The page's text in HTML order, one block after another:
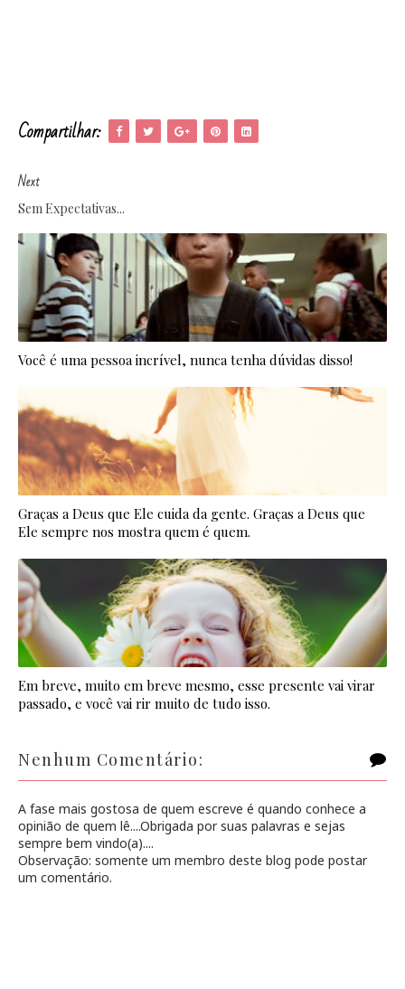
Compartilhar:
Next
Sem Expectativas...
Você é uma pessoa incrível, nunca tenha dúvidas disso!
Graças a Deus que Ele cuida da gente. Graças a Deus que
Ele sempre nos mostra quem é quem.
Em breve, muito em breve mesmo, esse presente vai virar
passado, e você vai rir muito de tudo isso.
Nenhum Comentário:
A fase mais gostosa de quem escreve é quando conhece a
opinião de quem lê....Obrigada por suas palavras e sejas
sempre bem vindo(a)....
Observação: somente um membro deste blog pode postar
um comentário.